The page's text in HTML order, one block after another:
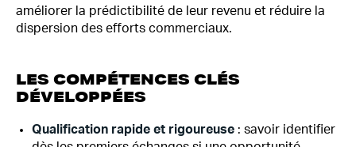
améliorer la prédictibilité de leur revenu et réduire la
dispersion des efforts commerciaux.
LES COMPÉTENCES CLÉS
DÉVELOPPÉES
Qualification rapide et rigoureuse : savoir identifier